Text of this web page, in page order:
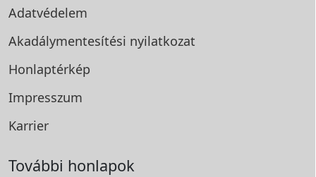
Adatvédelem
Akadálymentesítési nyilatkozat
Honlaptérkép
Impresszum
Karrier
További honlapok